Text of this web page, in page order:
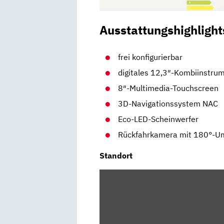
frei konfigurierbar
digitales 12,3″-
8″-Multimedia-Touchscreen
3D-Navigationssystem NAC
Eco-LED-Scheinwerfer
Rückfahrkamera mit 180°-
Standort